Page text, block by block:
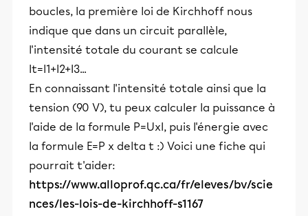
boucles, la première loi de Kirchhoff nous
indique que dans un circuit parallèle,
l'intensité totale du courant se calcule
It=I1+I2+I3...
En connaissant l'intensité totale ainsi que la
tension (90 V), tu peux calculer la puissance à
l'aide de la formule P=UxI, puis l'énergie avec
la formule E=P x delta t :) Voici une fiche qui
pourrait t'aider:
https://www.alloprof.qc.ca/fr/eleves/bv/scie
nces/les-lois-de-kirchhoff-s1167